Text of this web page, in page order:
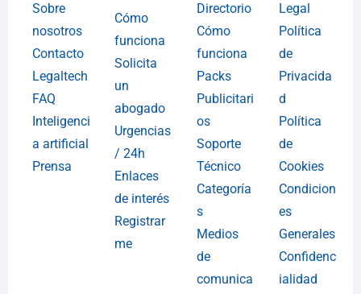
Sobre
nosotros
Contacto
Legaltech
FAQ
Inteligenci
a artificial
Prensa
Cómo
funciona
Solicita
un
abogado
Urgencias
/ 24h
Enlaces
de interés
Registrar
me
Directorio
Cómo
funciona
Packs
Publicitari
os
Soporte
Técnico
Categoría
s
Medios
de
comunica
Legal
Política
de
Privacida
d
Política
de
Cookies
Condicion
es
Generales
Confidenc
ialidad